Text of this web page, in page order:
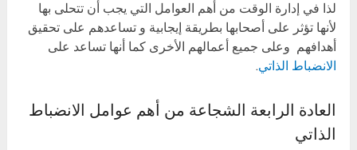
لذا في إدارة الوقت من أهم العوامل التي يجب أن تتحلى بها
لأنها تؤثر على أصحابها بطريقة إيجابية و تساعدهم على تحقيق
أهدافهم وعلى جميع أعمالهم الأخرى كما أنها تساعد على
الانضباط الذاتي.
العادة الرابعة الشجاعة من أهم عوامل الانضباط
الذاتي